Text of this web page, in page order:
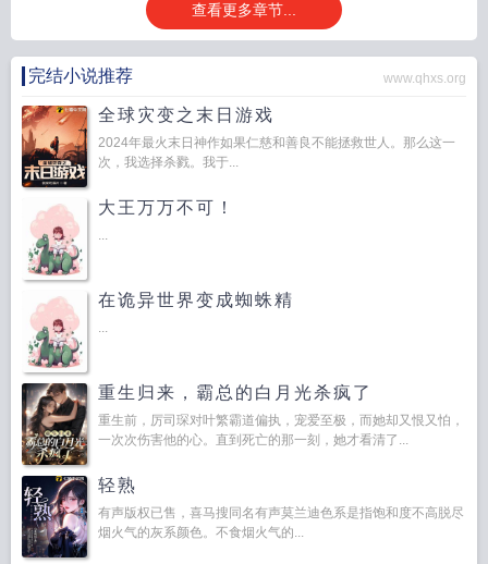
查看更多章节...
完结小说推荐 www.qhxs.org
全球灾变之末日游戏
2024年最火末日神作如果仁慈和善良不能拯救世人。那么这一
次，我选择杀戮。我于...
大王万万不可！
...
在诡异世界变成蜘蛛精
...
重生归来，霸总的白月光杀疯了
重生前，厉司琛对叶繁霸道偏执，宠爱至极，而她却又恨又怕，
一次次伤害他的心。直到死亡的那一刻，她才看清了...
轻熟
有声版权已售，喜马搜同名有声莫兰迪色系是指饱和度不高脱尽
烟火气的灰系颜色。不食烟火气的...